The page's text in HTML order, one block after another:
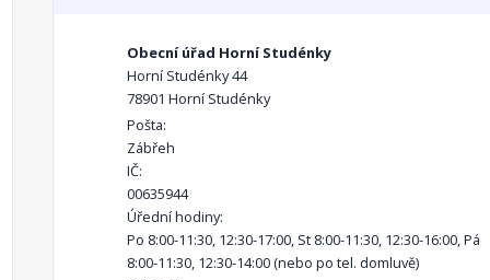
Obecní úřad Horní Studénky
Horní Studénky 44
78901 Horní Studénky
Pošta:
Zábřeh
IČ:
00635944
Úřední hodiny:
Po 8:00-11:30, 12:30-17:00, St 8:00-11:30, 12:30-16:00, Pá
8:00-11:30, 12:30-14:00 (nebo po tel. domluvě)